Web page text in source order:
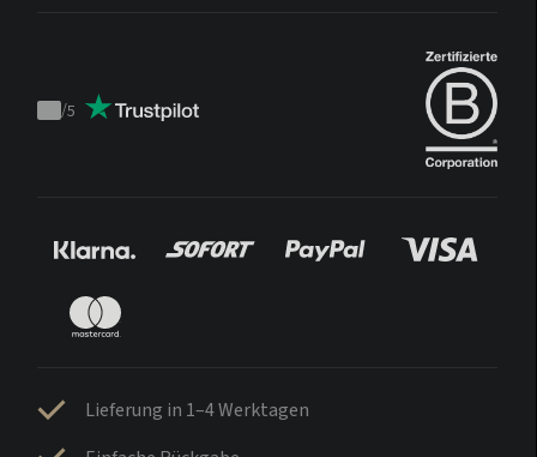
Trustpilot
/5
Lieferung in 1–4 Werktagen